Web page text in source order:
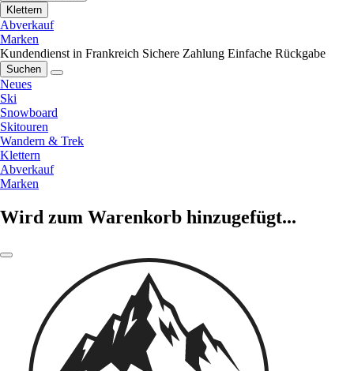
Klettern
Abverkauf
Marken
Kundendienst in Frankreich Sichere Zahlung Einfache Rückgabe
Suchen
Neues
Ski
Snowboard
Skitouren
Wandern & Trek
Klettern
Abverkauf
Marken
Wird zum Warenkorb hinzugefügt...